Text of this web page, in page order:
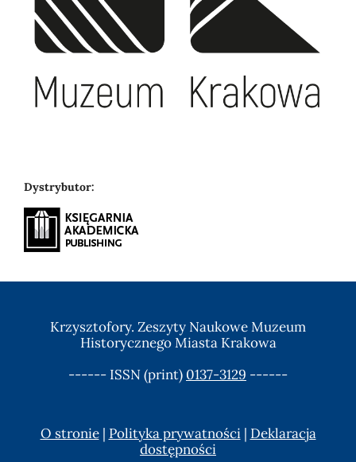
Dystrybutor:
Krzysztofory. Zeszyty Naukowe Muzeum
Historycznego Miasta Krakowa
------ ISSN (print) 0137-3129 ------
O stronie| Polityka prywatności| Deklaracja
dostępności